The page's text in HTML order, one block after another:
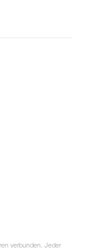
verbunden. Jeder